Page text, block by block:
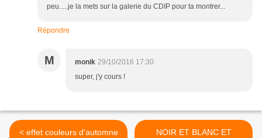
peu.....je la mets sur la galerie du CDIP pour ta montrer...
Répondre
M monik 29/10/2016 17:30
super, j'y cours !
< effet couleurs d'automne
NOIR ET BLANC ET